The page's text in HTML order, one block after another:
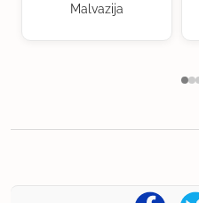
Malvazija